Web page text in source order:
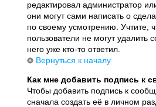
редактировал администратор
они могут сами написать о
по своему усмотрению. Учтите,
пользователи не могут удалить
него уже кто-то ответил.
Вернуться к началу
Как мне добавить подпись к
Чтобы добавить подпись к
сначала создать её в личном